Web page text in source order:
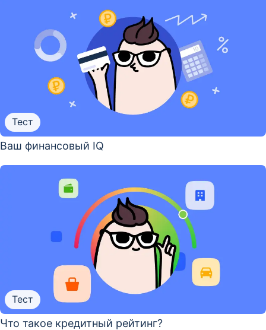
Тест
Ваш финансовый IQ
Тест
Что такое кредитный рейтинг?